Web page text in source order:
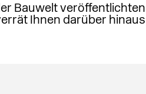
Bauwelt veröffentlichten
Ihnen darüber